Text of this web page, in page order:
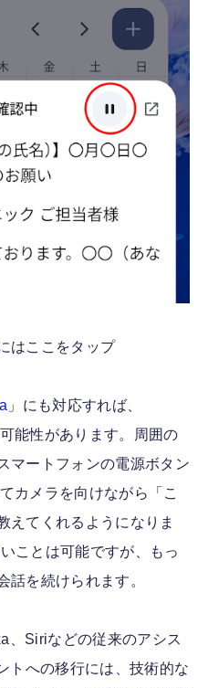
はここをタップ
」にも対応すれば、
能性があります。周囲の
マートフォンの電源ボタン
カメラを向けながら「こ
えてくれるようになりま
ことは可能ですが、もっ
話を続けられます。
、Siriなどの従来のアシス
トへの移行には、技術的な